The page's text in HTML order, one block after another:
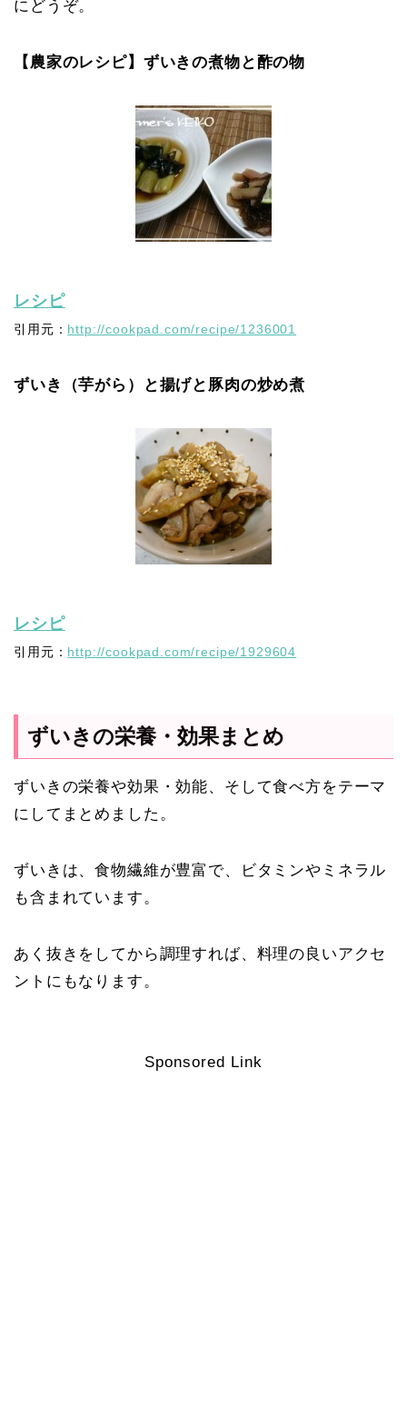
にどうぞ。
【農家のレシピ】ずいきの煮物と酢の物
レシピ
引用元： http://cookpad.com/recipe/1236001
ずいき（芋がら）と揚げと豚肉の炒め煮
レシピ
引用元： http://cookpad.com/recipe/1929604
ずいきの栄養・効果まとめ
ずいきの栄養や効果・効能、そして食べ方をテーマ
にしてまとめました。
ずいきは、食物繊維が豊富で、ビタミンやミネラル
も含まれています。
あく抜きをしてから調理すれば、料理の良いアクセ
ントにもなります。
Sponsored Link